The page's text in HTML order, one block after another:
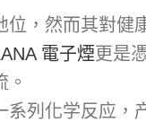
，然而其對
電子煙更是
列化学反应，